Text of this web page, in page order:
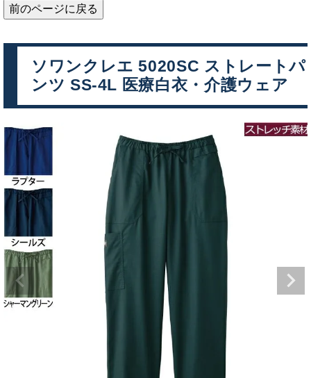
前のページに戻る
ソワンクレエ 5020SC ストレートパ
ンツ SS-4L 医療白衣・介護ウェア